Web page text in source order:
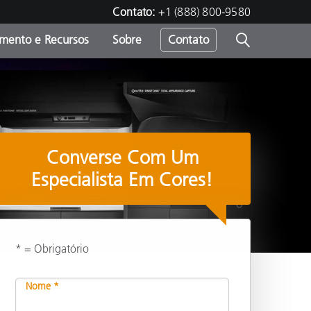
Contato: +1 (888) 800-9580
e Recursos Sobre Contato
Compartilhar
Converse Com Um
Especialista Em Cores!
* = Obrigatório
Nome *